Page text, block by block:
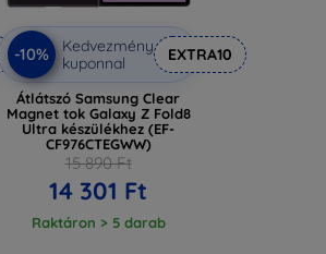
-10%
Kedvezmény
kuponnal
EXTRA10
Átlátszó Samsung Clear
Magnet tok Galaxy Z Fold8
Ultra készülékhez (EF-
CF976CTEGWW)
15 890 Ft
14 301 Ft
Raktáron > 5 darab